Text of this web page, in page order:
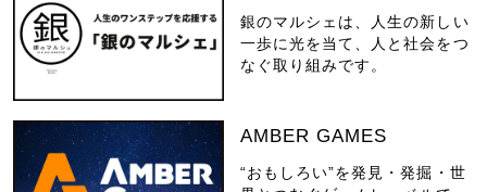
銀のマルシェは、人生の新しい
一歩に光を当て、人と社会をつ
なぐ取り組みです。
AMBER GAMES
“おもしろい”を発見・発掘・世